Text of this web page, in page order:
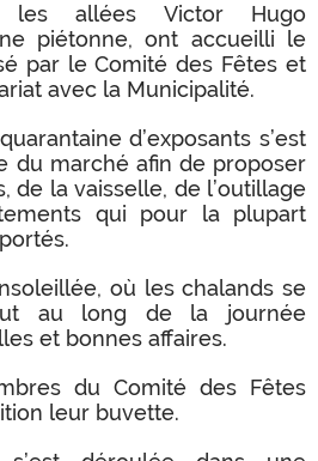
les allées Victor Hugo
piétonne, ont accueilli le
par le Comité des Fêtes et
avec la Municipalité.
d’exposants s’est
du marché afin de proposer
de la vaisselle, de l’outillage
qui pour la plupart
où les chalands se
au long de la journée
et bonnes affaires.
du Comité des Fêtes
leur buvette.